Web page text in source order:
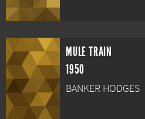
MULE TRAIN
1950
BANKER HODGES